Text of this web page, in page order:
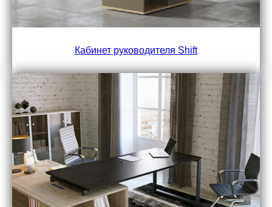
Кабинет руководителя Shift